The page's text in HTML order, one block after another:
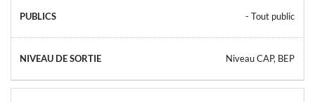
- Tout public
Niveau CAP, BEP